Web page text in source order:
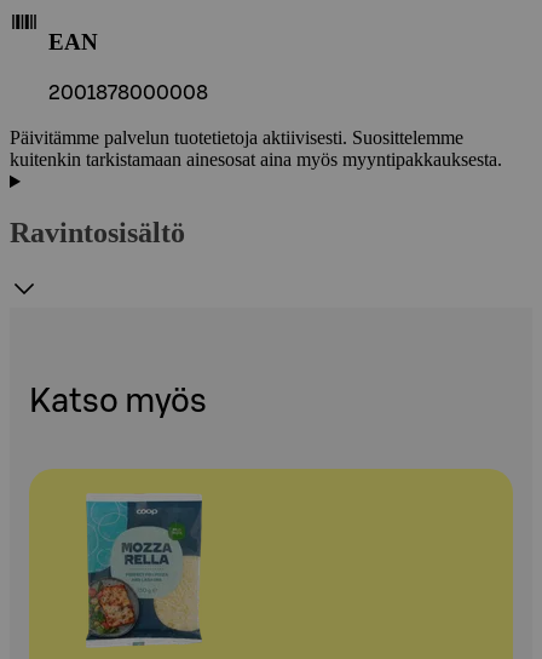
EAN
2001878000008
Päivitämme palvelun tuotetietoja aktiivisesti. Suosittelemme
kuitenkin tarkistamaan ainesosat aina myös myyntipakkauksesta.
Ravintosisältö
Katso myös